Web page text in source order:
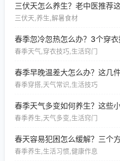
三伏天怎么养生？老中医推荐
三伏天,养生,解暑食材
春季忽冷忽热怎么办？3个穿
春季天气,穿衣技巧,生活窍门
春季早晚温差大怎么办？这几
春季穿搭,天气常识,生活技巧
春季天气多变如何养生？这些
春季养生,天气多变,生活窍门
春天容易犯困怎么缓解？三个
春季养生,生活习惯,健康作息